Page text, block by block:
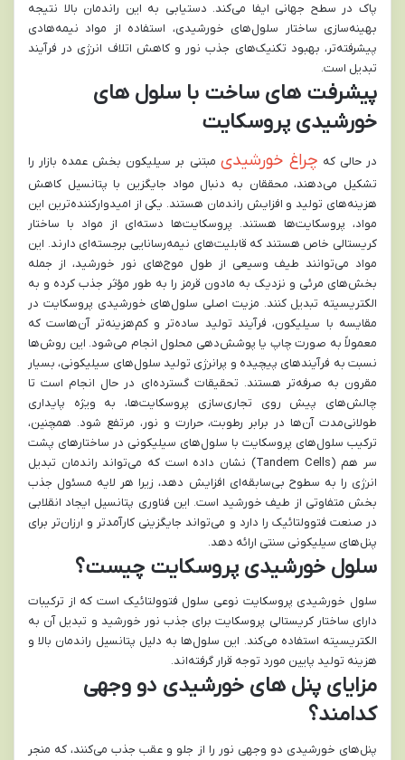
پاک در سطح جهانی ایفا می‌کند. دستیابی به این راندمان بالا نتیجه
بهینه‌سازی ساختار سلول‌های خورشیدی، استفاده از مواد نیمه‌هادی
پیشرفته‌تر، بهبود تکنیک‌های جذب نور و کاهش اتلاف انرژی در فرآیند
تبدیل است.
پیشرفت های ساخت با سلول های
خورشیدی پروسکایت
در حالی که چراغ خورشیدی مبتنی بر سیلیکون بخش عمده بازار را
تشکیل می‌دهند، محققان به دنبال مواد جایگزین با پتانسیل کاهش
هزینه‌های تولید و افزایش راندمان هستند. یکی از امیدوارکننده‌ترین این
مواد، پروسکایت‌ها هستند. پروسکایت‌ها دسته‌ای از مواد با ساختار
کریستالی خاص هستند که قابلیت‌های نیمه‌رسانایی برجسته‌ای دارند. این
مواد می‌توانند طیف وسیعی از طول موج‌های نور خورشید، از جمله
بخش‌های مرئی و نزدیک به مادون قرمز را به طور مؤثر جذب کرده و به
الکتریسیته تبدیل کنند. مزیت اصلی سلول‌های خورشیدی پروسکایت در
مقایسه با سیلیکون، فرآیند تولید ساده‌تر و کم‌هزینه‌تر آن‌هاست که
معمولاً به صورت چاپ یا پوشش‌دهی محلول انجام می‌شود. این روش‌ها
نسبت به فرآیندهای پیچیده و پرانرژی تولید سلول‌های سیلیکونی، بسیار
مقرون به صرفه‌تر هستند. تحقیقات گسترده‌ای در حال انجام است تا
چالش‌های پیش روی تجاری‌سازی پروسکایت‌ها، به ویژه پایداری
طولانی‌مدت آن‌ها در برابر رطوبت، حرارت و نور، مرتفع شود. همچنین،
ترکیب سلول‌های پروسکایت با سلول‌های سیلیکونی در ساختارهای پشت
سر هم (Tandem Cells) نشان داده است که می‌تواند راندمان تبدیل
انرژی را به سطوح بی‌سابقه‌ای افزایش دهد، زیرا هر لایه مسئول جذب
بخش متفاوتی از طیف خورشید است. این فناوری پتانسیل ایجاد انقلابی
در صنعت فتوولتائیک را دارد و می‌تواند جایگزینی کارآمدتر و ارزان‌تر برای
پنل‌های سیلیکونی سنتی ارائه دهد.
سلول خورشیدی پروسکایت چیست؟
سلول خورشیدی پروسکایت نوعی سلول فتوولتائیک است که از ترکیبات
دارای ساختار کریستالی پروسکایت برای جذب نور خورشید و تبدیل آن به
الکتریسیته استفاده می‌کند. این سلول‌ها به دلیل پتانسیل راندمان بالا و
هزینه تولید پایین مورد توجه قرار گرفته‌اند.
مزایای پنل های خورشیدی دو وجهی
کدامند؟
پنل‌های خورشیدی دو وجهی نور را از جلو و عقب جذب می‌کنند، که منجر